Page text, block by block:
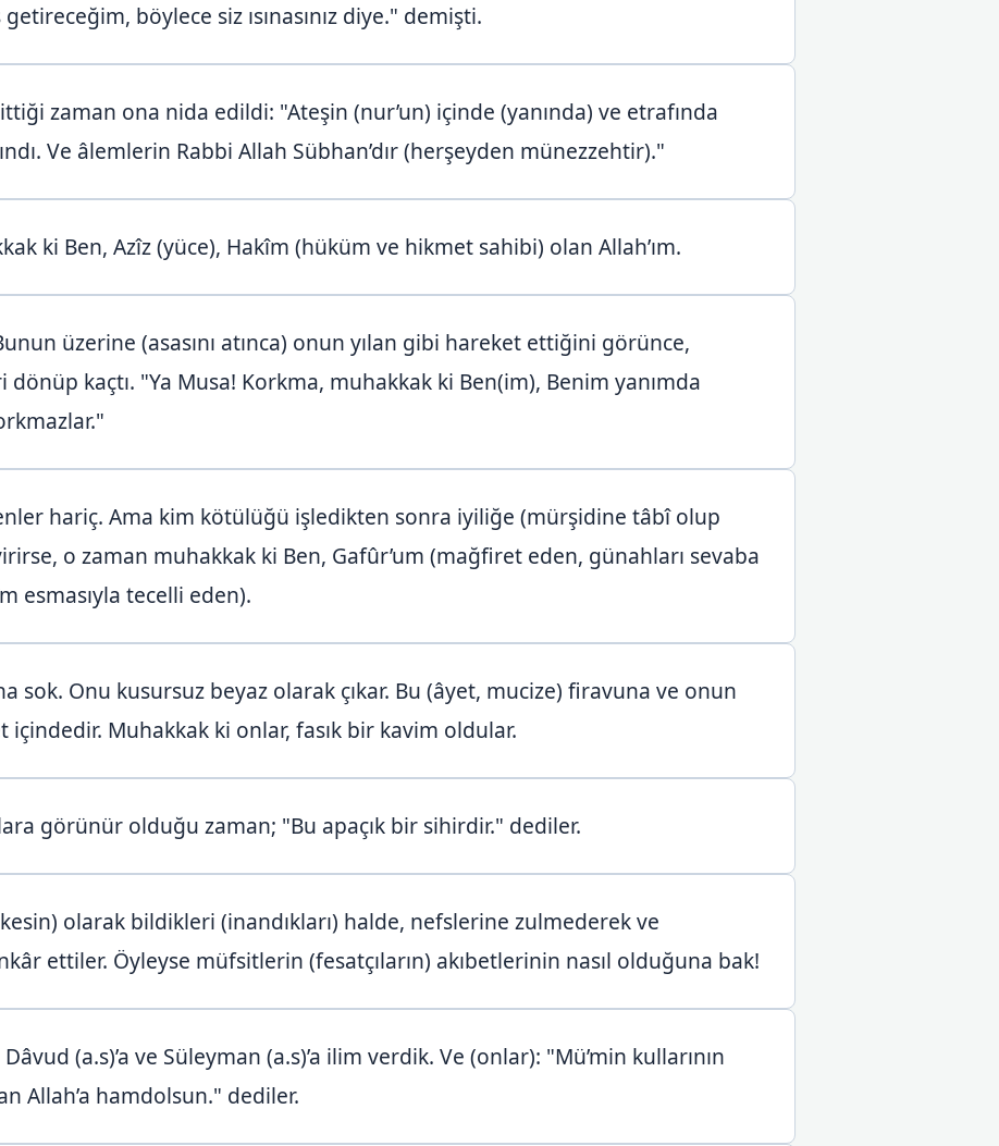
böylece siz ısınasınız diye." demişti.
zaman ona nida edildi: "Ateşin (nur’un) içinde (yanında) ve etrafında
Ve âlemlerin Rabbi Allah Sübhan’dır (herşeyden münezzehtir)."
ki Ben, Azîz (yüce), Hakîm (hüküm ve hikmet sahibi) olan Allah’ım.
üzerine (asasını atınca) onun yılan gibi hareket ettiğini görünce,
dönüp kaçtı. "Ya Musa! Korkma, muhakkak ki Ben(im), Benim yanımda
hariç. Ama kim kötülüğü işledikten sonra iyiliğe (mürşidine tâbî olup
o zaman muhakkak ki Ben, Gafûr’um (mağfiret eden, günahları sevaba
esmasıyla tecelli eden).
sok. Onu kusursuz beyaz olarak çıkar. Bu (âyet, mucize) firavuna ve onun
içindedir. Muhakkak ki onlar, fasık bir kavim oldular.
görünür olduğu zaman; "Bu apaçık bir sihirdir." dediler.
olarak bildikleri (inandıkları) halde, nefslerine zulmederek ve
ettiler. Öyleyse müfsitlerin (fesatçıların) akıbetlerinin nasıl olduğuna bak!
(a.s)’a ve Süleyman (a.s)’a ilim verdik. Ve (onlar): "Mü’min kullarının
Allah’a hamdolsun." dediler.